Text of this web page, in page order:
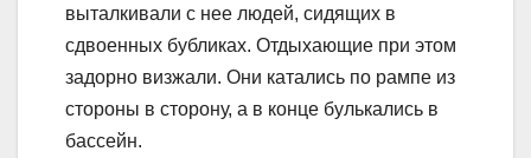
выталкивали с нее людей, сидящих в
сдвоенных бубликах. Отдыхающие при этом
задорно визжали. Они катались по рампе из
стороны в сторону, а в конце булькались в
бассейн.